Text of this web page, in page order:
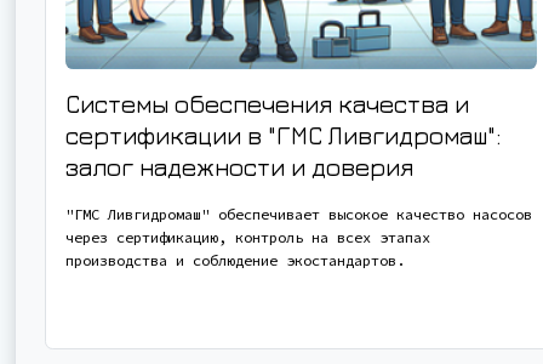
Системы обеспечения качества и
сертификации в "ГМС Ливгидромаш":
залог надежности и доверия
"ГМС Ливгидромаш" обеспечивает высокое качество насосов
через сертификацию, контроль на всех этапах
производства и соблюдение экостандартов.